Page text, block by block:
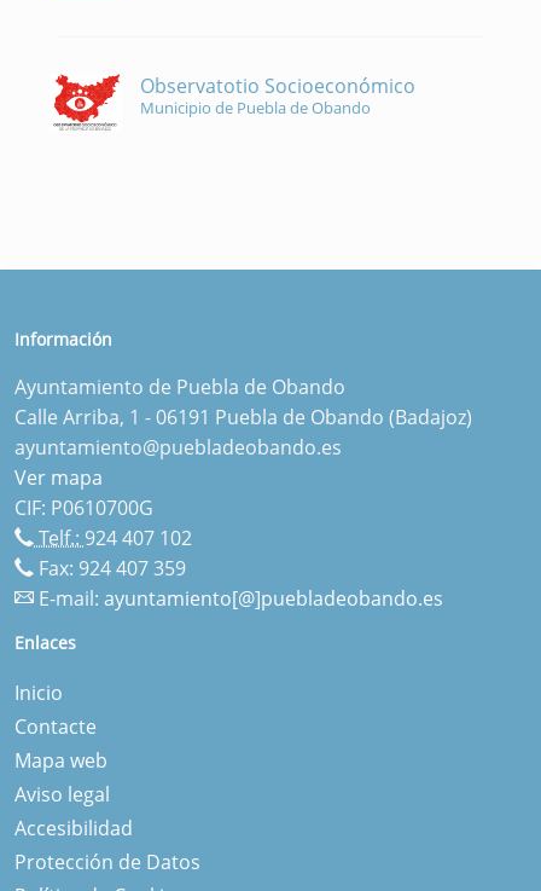
Observatotio Socioeconómico
Municipio de Puebla de Obando
Información
Ayuntamiento de Puebla de Obando
Calle Arriba, 1 - 06191 Puebla de Obando (Badajoz)
ayuntamiento@puebladeobando.es
Ver mapa
CIF: P0610700G
Telf.:924 407 102
Fax: 924 407 359
E-mail: ayuntamiento[@]puebladeobando.es
Enlaces
Inicio
Contacte
Mapa web
Aviso legal
Accesibilidad
Protección de Datos